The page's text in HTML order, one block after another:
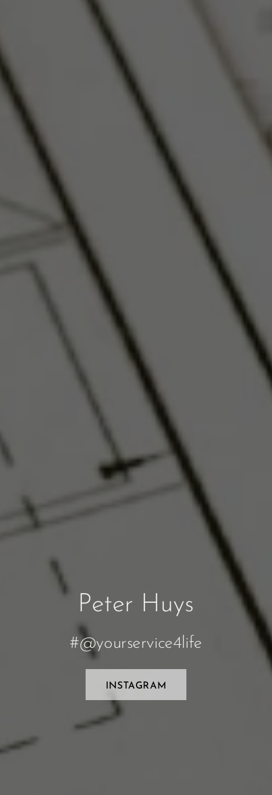
Peter Huys
#@yourservice4life
INSTAGRAM